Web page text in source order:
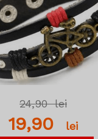
24,90lei
19,90 lei